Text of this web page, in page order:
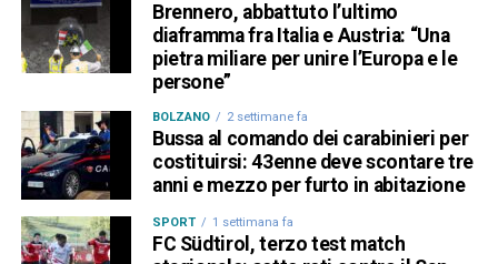
Brennero, abbattuto l’ultimo
diaframma fra Italia e Austria: “Una
pietra miliare per unire l’Europa e le
persone”
BOLZANO 2 settimane fa
Bussa al comando dei carabinieri per
costituirsi: 43enne deve scontare tre
anni e mezzo per furto in abitazione
SPORT 1 settimana fa
FC Südtirol, terzo test match